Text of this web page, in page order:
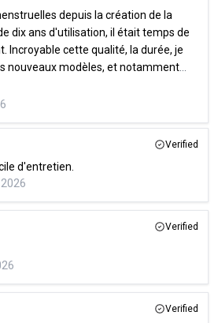
depuis la création de la
dix ans d'utilisation, il était temps de
Incroyable cette qualité, la durée, je
nouveaux modèles, et notamment
hyper confortables et très
Verified
d'entretien.
Verified
Verified